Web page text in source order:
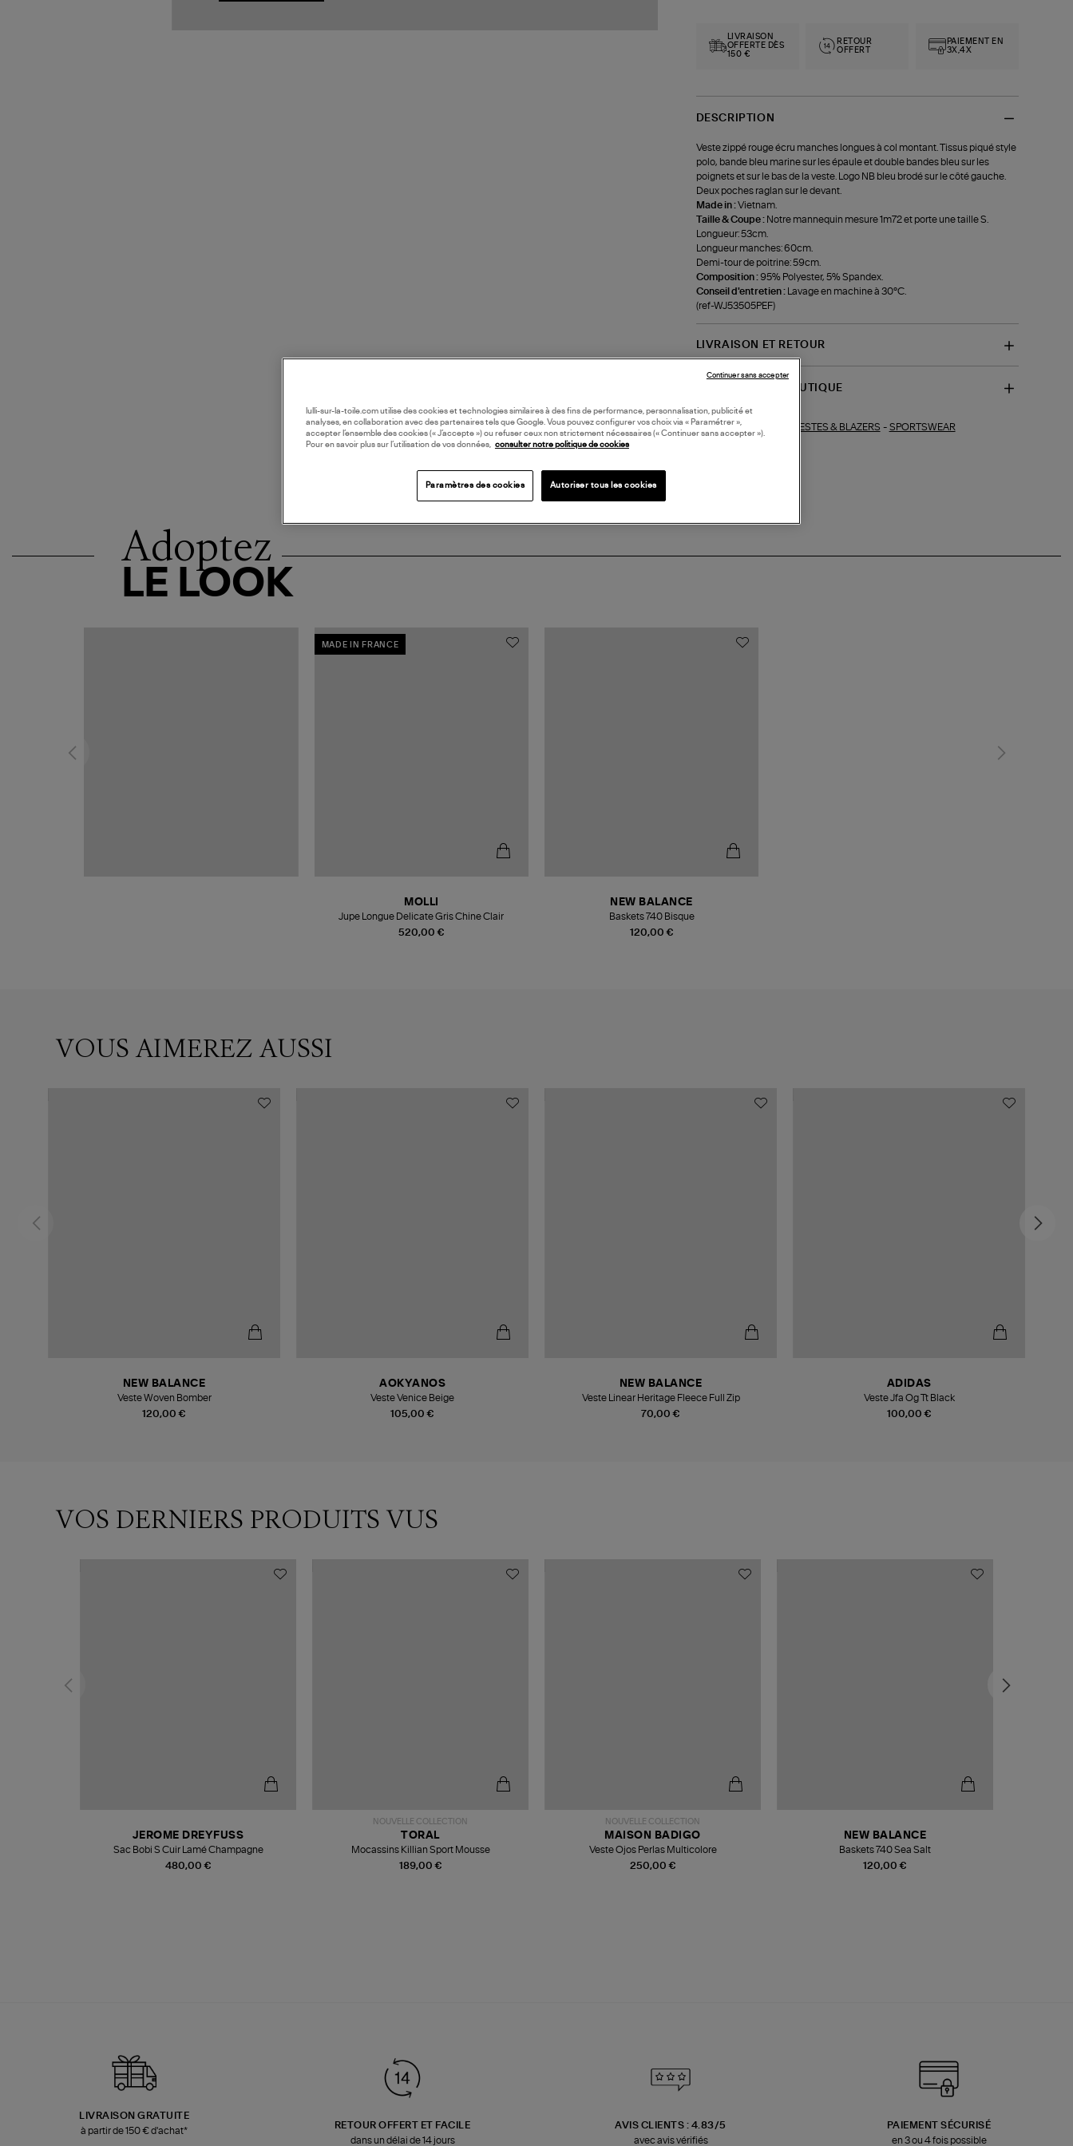
LIVRAISON
OFFERTE DÈS
150 €
RETOUR
OFFERT
PAIEMENT EN
3X,4X
DESCRIPTION
Veste zippé rouge écru manches longues à col montant. Tissus piqué style
polo, bande bleu marine sur les épaule et double bandes bleu sur les
poignets et sur le bas de la veste. Logo NB bleu brodé sur le côté gauche.
Deux poches raglan sur le devant.
Made in :Vietnam.
Taille & Coupe : Notre mannequin mesure 1m72 et porte une taille S.
Longueur: 53cm.
Longueur manches: 60cm.
Demi-tour de poitrine: 59cm.
Composition : 95% Polyester, 5% Spandex.
Conseil d'entretien :
Lavage en machine à 30°C.
(ref-WJ53505PEF)
LIVRAISON ET RETOUR
DISPONIBILITÉ BOUTIQUE
Collections similaires : VESTES & BLAZERS - SPORTSWEAR
Adoptez
LE LOOK
MADE IN FRANCE
520,00 €
MOLLI
Jupe Longue Delicate Gris Chine Clair
120,00 €
NEW BALANCE
Baskets 740 Bisque
VOUS AIMEREZ AUSSI
120,00 €
NEW BALANCE
Veste Woven Bomber
105,00 €
AOKYANOS
Veste Venice Beige
70,00 €
NEW BALANCE
Veste Linear Heritage Fleece Full Zip
100,00 €
ADIDAS
Veste Jfa Og Tt Black
VOS DERNIERS PRODUITS VUS
480,00 €
JEROME DREYFUSS
Sac Bobi S Cuir Lamé Champagne
NOUVELLE COLLECTION
189,00 €
TORAL
Mocassins Killian Sport Mousse
NOUVELLE COLLECTION
250,00 €
MAISON BADIGO
Veste Ojos Perlas Multicolore
120,00 €
NEW BALANCE
Baskets 740 Sea Salt
LIVRAISON GRATUITE
à partir de 150 € d'achat*
RETOUR OFFERT ET FACILE
dans un délai de 14 jours
AVIS CLIENTS : 4.83/5
avec avis vérifiés
PAIEMENT SÉCURISÉ
en 3 ou 4 fois possible
lulli-sur-la-toile.com utilise des cookies et technologies similaires à des fins de performance, personnalisation, publicité et
analyses, en collaboration avec des partenaires tels que Google. Vous pouvez configurer vos choix via « Paramétrer »,
accepter l’ensemble des cookies (« J’accepte ») ou refuser ceux non strictement nécessaires (« Continuer sans accepter »).
Pour en savoir plus sur l’utilisation de vos données, consulter notre politique de cookies
Paramètres des cookies Autoriser tous les cookies
Continuer sans accepter